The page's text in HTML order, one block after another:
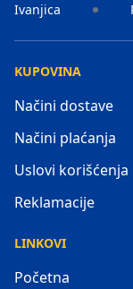
Ivanjica
KUPOVINA
Načini dostave
Načini plaćanja
Uslovi korišćenja
Reklamacije
LINKOVI
Početna